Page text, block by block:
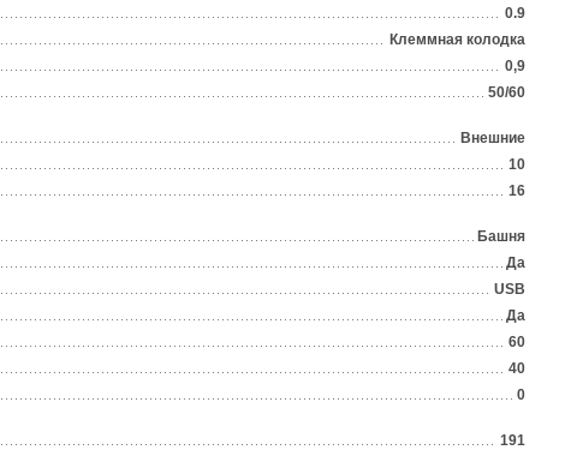
0.9
Клеммная колодка
0,9
50/60
Внешние
10
16
Башня
Да
USB
Да
60
40
0
191